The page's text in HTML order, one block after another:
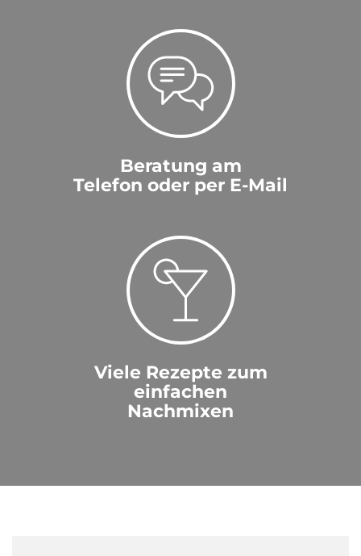
Beratung am
Telefon oder per E-Mail
Viele Rezepte zum
einfachen
Nachmixen